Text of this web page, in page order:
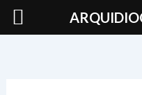
Skip